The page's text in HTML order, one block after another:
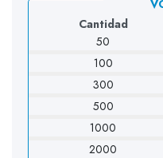
Cantidad
50
100
300
500
1000
2000